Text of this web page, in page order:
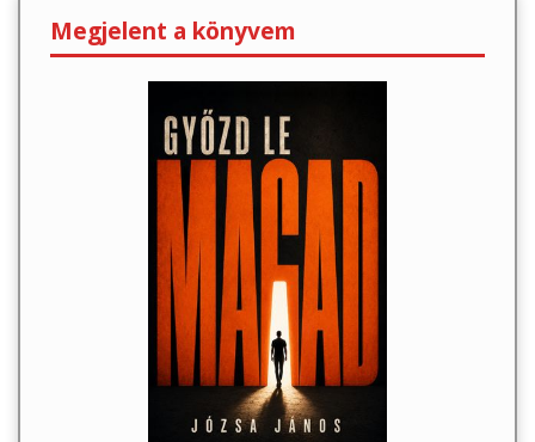
Megjelent a könyvem